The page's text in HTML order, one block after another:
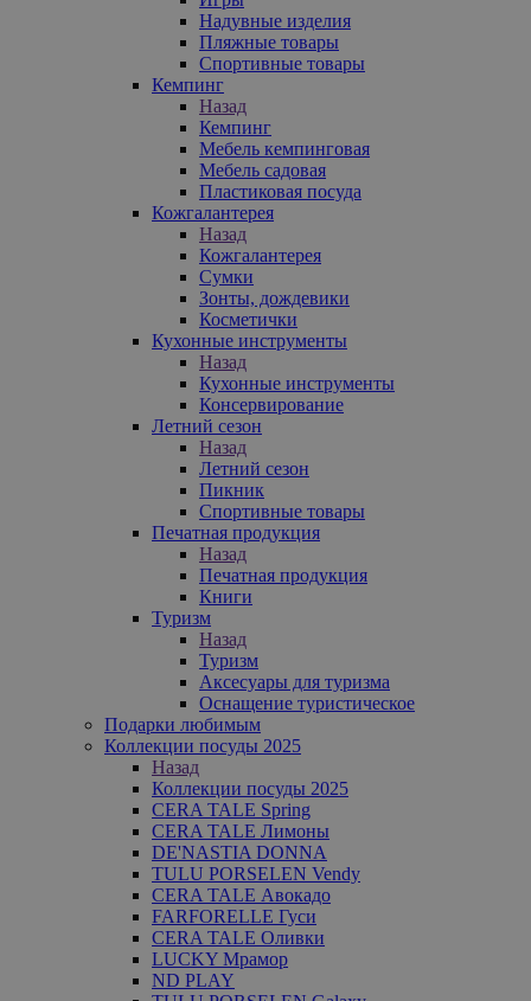
Надувные изделия
Пляжные товары
Спортивные товары
Кемпинг
Назад
Кемпинг
Мебель кемпинговая
Мебель садовая
Пластиковая посуда
Кожгалантерея
Назад
Кожгалантерея
Сумки
Зонты, дождевики
Косметички
Кухонные инструменты
Назад
Кухонные инструменты
Консервирование
Летний сезон
Назад
Летний сезон
Пикник
Спортивные товары
Печатная продукция
Назад
Печатная продукция
Книги
Туризм
Назад
Туризм
Аксесуары для туризма
Оснащение туристическое
Подарки любимым
Коллекции посуды 2025
Назад
Коллекции посуды 2025
CERA TALE Spring
CERA TALE Лимоны
DE'NASTIA DONNA
TULU PORSELEN Vendy
CERA TALE Авокадо
FARFORELLE Гуси
CERA TALE Оливки
LUCKY Мрамор
ND PLAY